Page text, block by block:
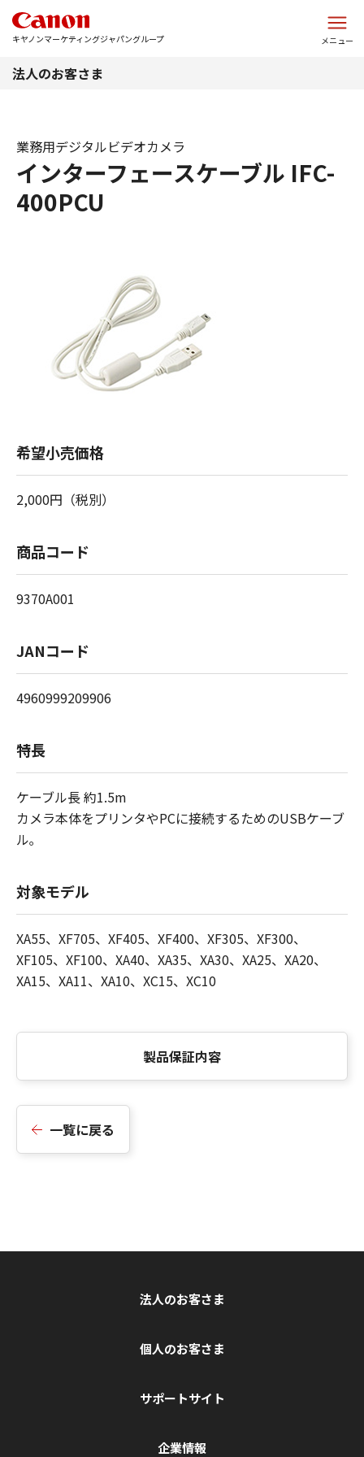
キヤノンマーケティングジャパングループ メニュー
法人のお客さま
インターフェースケーブル IFC-
400PCU
業務用デジタルビデオカメラ
希望小売価格
2,000円（税別）
商品コード
9370A001
JANコード
4960999209906
特長
ケーブル長 約1.5m
カメラ本体をプリンタやPCに接続するためのUSBケーブ
ル｡
対象モデル
XA55、XF705、XF405、XF400、XF305、XF300、
XF105、XF100、XA40、XA35、XA30、XA25、XA20、
XA15、XA11、XA10、XC15、XC10
製品保証内容
一覧に戻る
法人のお客さま
個人のお客さま
サポートサイト
企業情報